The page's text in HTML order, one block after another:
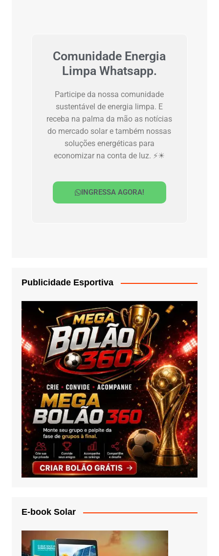
Comunidade Energia
Limpa Whatsapp.
Participe da nossa comunidade
sustentável de energia limpa. E
receba na palma da mão as notícias
do mercado solar e também nossas
soluções energéticas para
economizar na conta de luz. ⚡☀
INGRESSA AGORA!
Publicidade Esportiva
E-book Solar